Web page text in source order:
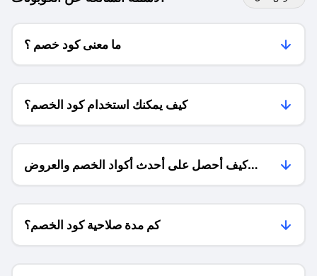
ما معنى كود خصم ؟
كيف يمكنك استخدام كود الخصم؟
كيف أحصل على أحدث أكواد الخصم والعروض
للمتاجر؟
كم مدة صلاحية كود الخصم؟